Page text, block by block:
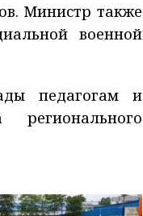
Министр также
военной
педагогам и
регионального